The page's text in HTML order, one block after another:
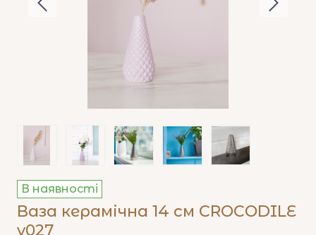
В наявності
Ваза керамічна 14 см CROCODILE
v027